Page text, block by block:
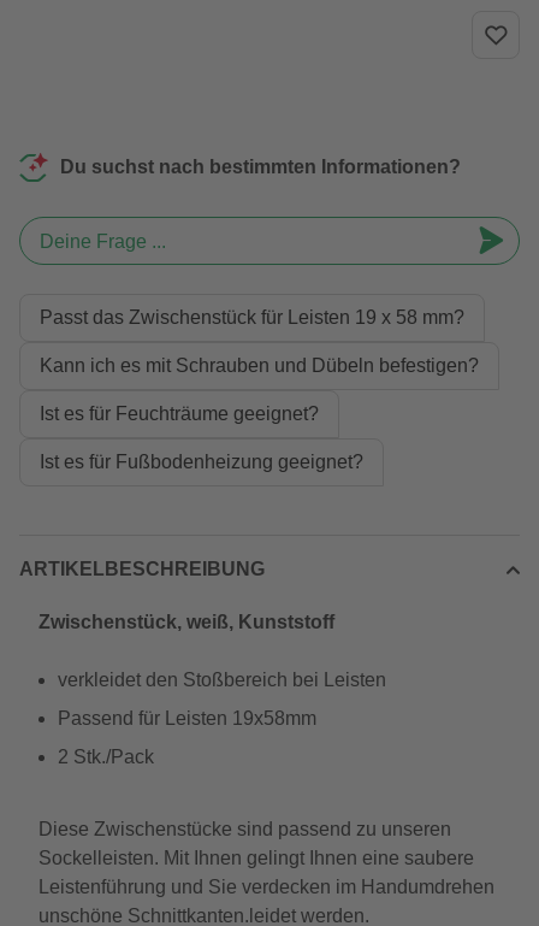
Du suchst nach bestimmten Informationen?
Deine Frage ...
Passt das Zwischenstück für Leisten 19 x 58 mm?
Kann ich es mit Schrauben und Dübeln befestigen?
Ist es für Feuchträume geeignet?
Ist es für Fußbodenheizung geeignet?
ARTIKELBESCHREIBUNG
Zwischenstück, weiß, Kunststoff
verkleidet den Stoßbereich bei Leisten
Passend für Leisten 19x58mm
2 Stk./Pack
Diese Zwischenstücke sind passend zu unseren
Sockelleisten. Mit Ihnen gelingt Ihnen eine saubere
Leistenführung und Sie verdecken im Handumdrehen
unschöne Schnittkanten.leidet werden.